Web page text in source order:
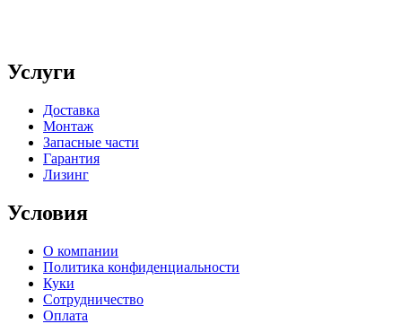
Услуги
Доставка
Монтаж
Запасные части
Гарантия
Лизинг
Условия
О компании
Политика конфиденциальности
Куки
Сотрудничество
Оплата